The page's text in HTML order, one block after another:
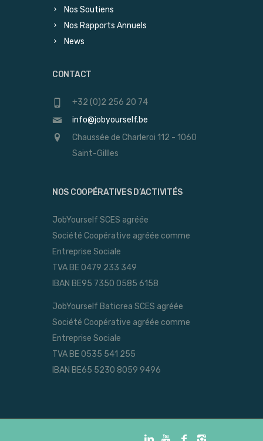
Nos Soutiens
Nos Rapports Annuels
News
CONTACT
+32 (0)2 256 20 74
info@jobyourself.be
Chaussée de Charleroi 112 - 1060
Saint-Gillles
NOS COOPÉRATIVES D’ACTIVITÉS
JobYourself SCES agréée
Société Coopérative agréée comme
Entreprise Sociale
TVA BE 0479 233 349
IBAN BE95 7350 0585 6158
JobYourself Baticrea SCES agréée
Société Coopérative agréée comme
Entreprise Sociale
TVA BE 0535 541 255
IBAN BE65 5230 8059 9496